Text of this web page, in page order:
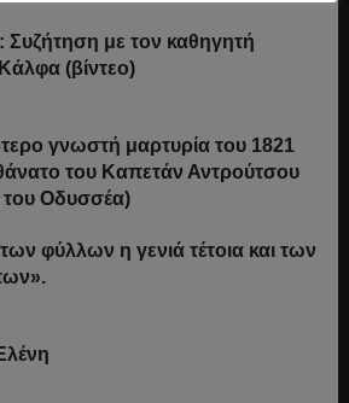
Συζήτηση με τον καθηγητή
(βίντεο)
γνωστή μαρτυρία του 1821
του Καπετάν Αντρούτσου
του Οδυσσέα)
φύλλων η γενιά τέτοια και των